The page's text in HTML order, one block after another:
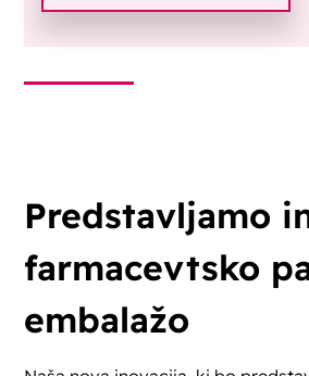
Predstavljamo
farmacevtsko
embalažo